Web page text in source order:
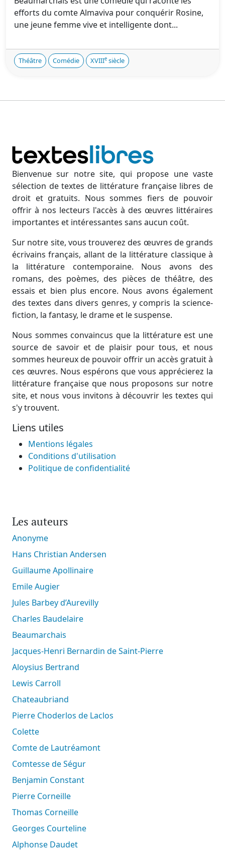
efforts du comte Almaviva pour conquérir Rosine,
une jeune femme vive et intelligente dont...
Théâtre Comédie XVIIIe siècle
Bienvenue sur notre site, qui propose une vaste
sélection de textes de littérature française libres de
droit et gratuits. Nous sommes fiers de pouvoir
offrir à nos lecteurs l'accès à des œuvres littéraires
importantes et intéressantes sans aucun coût.
Sur notre site, vous trouverez des œuvres de grands
écrivains français, allant de la littérature classique à
la littérature contemporaine. Nous avons des
romans, des poèmes, des pièces de théâtre, des
essais et bien plus encore. Nous avons également
des textes dans divers genres, y compris la science-
fiction, la fantasy, le drame et le suspense.
Nous sommes convaincus que la littérature est une
source de savoir et de plaisir pour tous, et nous
sommes heureux de pouvoir offrir un accès gratuit à
ces œuvres. Nous espérons que vous apprécierez la
littérature française que nous proposons sur notre
site, et nous vous invitons à découvrir les textes qui
s'y trouvent.
Liens utiles
Mentions légales
Conditions d'utilisation
Politique de confidentialité
Les auteurs
Anonyme
Hans Christian Andersen
Guillaume Apollinaire
Emile Augier
Jules Barbey d’Aurevilly
Charles Baudelaire
Beaumarchais
Jacques-Henri Bernardin de Saint-Pierre
Aloysius Bertrand
Lewis Carroll
Chateaubriand
Pierre Choderlos de Laclos
Colette
Comte de Lautréamont
Comtesse de Ségur
Benjamin Constant
Pierre Corneille
Thomas Corneille
Georges Courteline
Alphonse Daudet